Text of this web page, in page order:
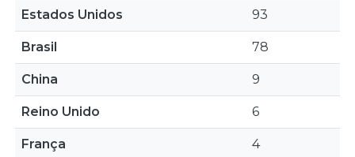
Estados Unidos 93
Brasil 78
China 9
Reino Unido 6
França 4